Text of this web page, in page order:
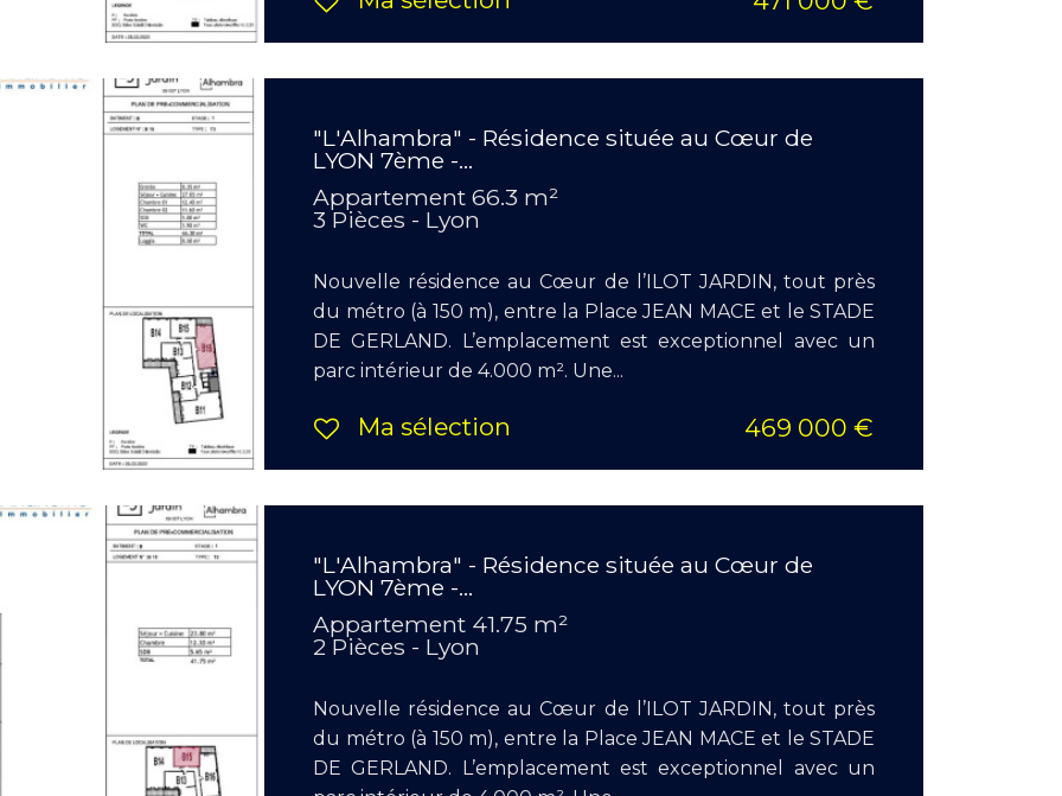
"L'Alhambra" - Résidence située au Cœur de
LYON 7ème -...
Appartement 66.3 m²
3 Pièces - Lyon
Nouvelle résidence au Cœur de l’ILOT JARDIN, tout près
du métro (à 150 m), entre la Place JEAN MACE et le STADE
DE GERLAND. L’emplacement est exceptionnel avec un
parc intérieur de 4.000 m². Une...
Ma sélection 469 000 €
"L'Alhambra" - Résidence située au Cœur de
LYON 7ème -...
Appartement 41.75 m²
2 Pièces - Lyon
Nouvelle résidence au Cœur de l’ILOT JARDIN, tout près
du métro (à 150 m), entre la Place JEAN MACE et le STADE
DE GERLAND. L’emplacement est exceptionnel avec un